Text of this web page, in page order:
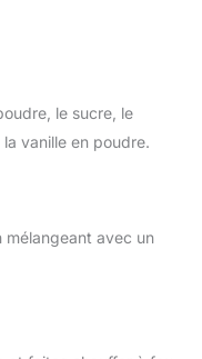
le sucre, le
vanille en poudre.
mélangeant avec un